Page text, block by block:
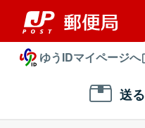
ゆうIDマイページへ
送る